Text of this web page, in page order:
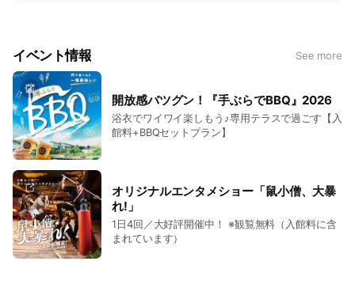
イベント情報 See more
開放感バツグン！『手ぶらでBBQ』2026
浴衣でワイワイ楽しもう♪専用テラスで過ごす【入
館料+BBQセットプラン】
オリジナルエンタメショー「鼠小僧、大暴
れ!」
1日4回／大好評開催中！ ※観覧無料（入館料に含
まれています）